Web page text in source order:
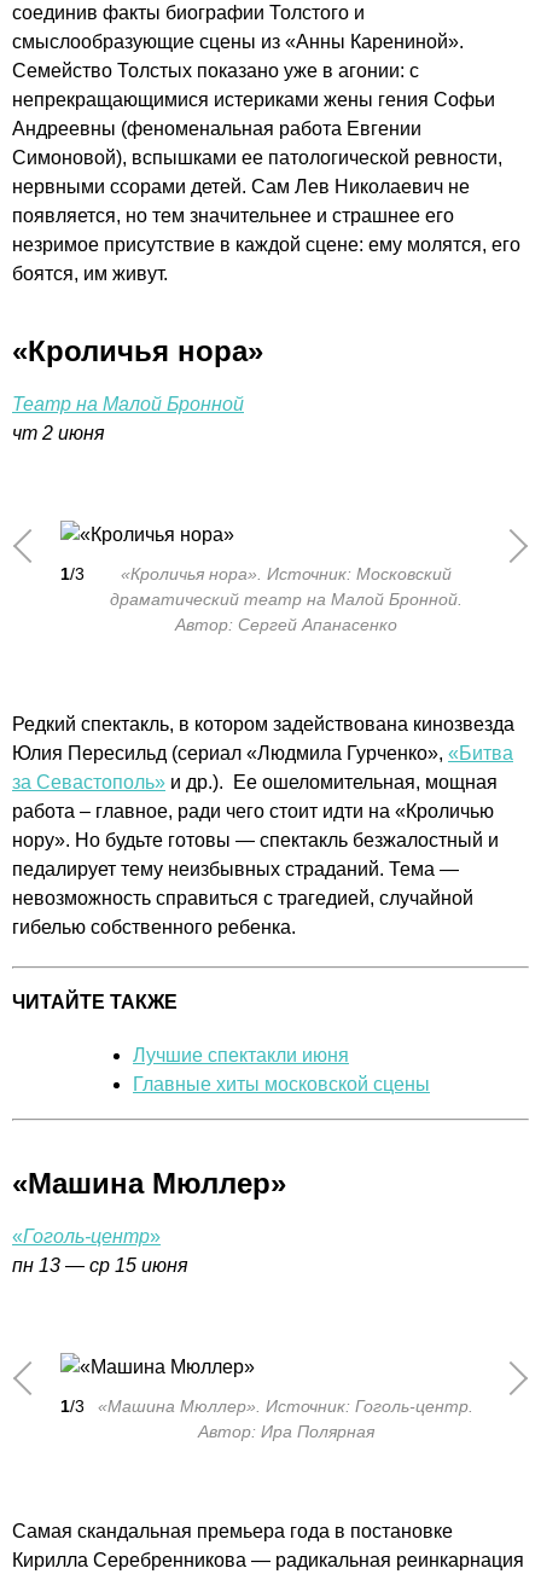
соединив факты биографии Толстого и
смыслообразующие сцены из «Анны Карениной».
Семейство Толстых показано уже в агонии: с
непрекращающимися истериками жены гения Софьи
Андреевны (феноменальная работа Евгении
Симоновой), вспышками ее патологической ревности,
нервными ссорами детей. Сам Лев Николаевич не
появляется, но тем значительнее и страшнее его
незримое присутствие в каждой сцене: ему молятся, его
боятся, им живут.
«Кроличья нора»
Театр на Малой Бронной
чт 2 июня
1/3
«Кроличья нора». Источник: Московский
драматический театр на Малой Бронной.
Автор: Сергей Апанасенко
Редкий спектакль, в котором задействована кинозвезда
Юлия Пересильд (сериал «Людмила Гурченко», «Битва
за Севастополь» и др.). Ее ошеломительная, мощная
работа – главное, ради чего стоит идти на «Кроличью
нору». Но будьте готовы — спектакль безжалостный и
педалирует тему неизбывных страданий. Тема —
невозможность справиться с трагедией, случайной
гибелью собственного ребенка.
ЧИТАЙТЕ ТАКЖЕ
Лучшие спектакли июня
Главные хиты московской сцены
«Машина Мюллер»
«Гоголь-центр»
пн 13 — ср 15 июня
1/3
«Машина Мюллер». Источник: Гоголь-центр.
Автор: Ира Полярная
Самая скандальная премьера года в постановке
Кирилла Серебренникова — радикальная реинкарнация